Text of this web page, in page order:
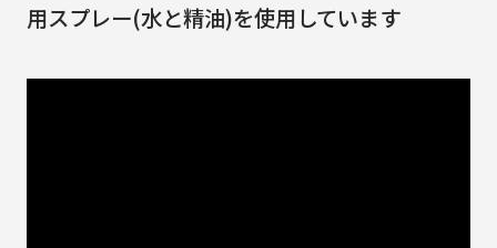
用スプレー(水と精油)を使用しています